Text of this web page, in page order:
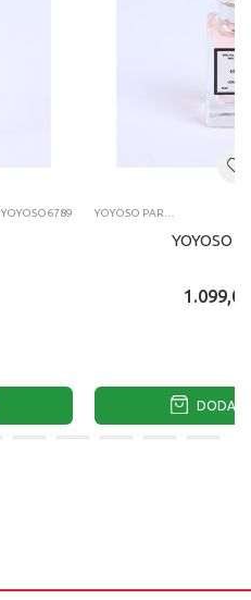
YOYOSO6789
YOYOSO
1.099,00
DODAJ